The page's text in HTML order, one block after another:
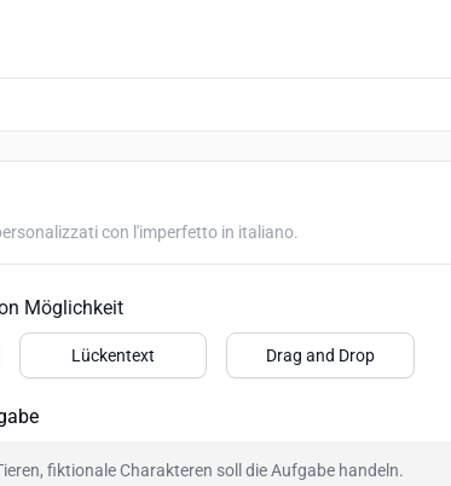
con l'imperfetto in italiano.
Möglichkeit
Lückentext Drag and Drop